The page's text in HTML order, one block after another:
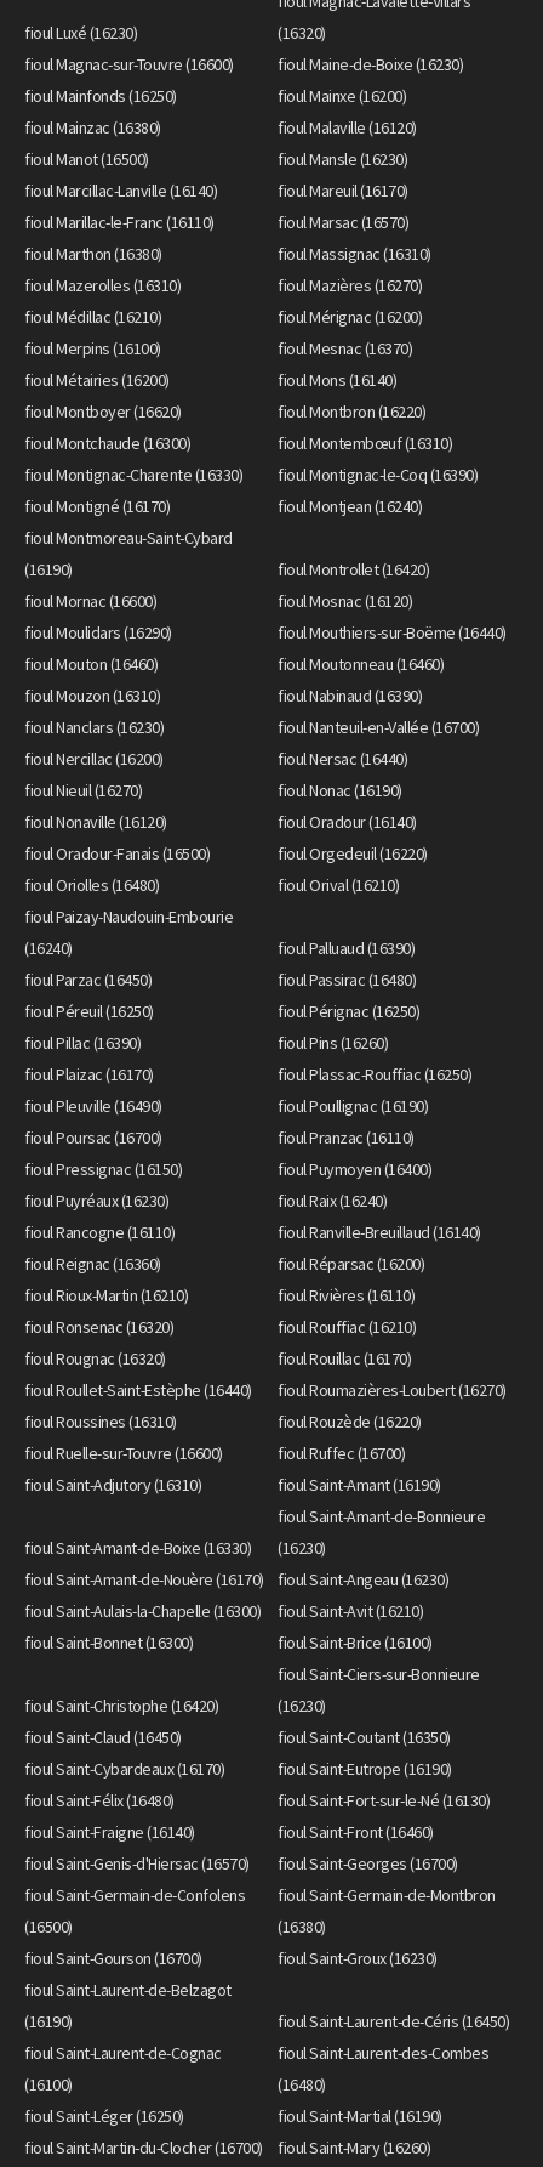
fioul Luxé (16230)
(16320)
fioul Magnac-sur-Touvre (16600)
fioul Maine-de-Boixe (16230)
fioul Mainfonds (16250)
fioul Mainxe (16200)
fioul Mainzac (16380)
fioul Malaville (16120)
fioul Manot (16500)
fioul Mansle (16230)
fioul Marcillac-Lanville (16140)
fioul Mareuil (16170)
fioul Marillac-le-Franc (16110)
fioul Marsac (16570)
fioul Marthon (16380)
fioul Massignac (16310)
fioul Mazerolles (16310)
fioul Mazières (16270)
fioul Médillac (16210)
fioul Mérignac (16200)
fioul Merpins (16100)
fioul Mesnac (16370)
fioul Métairies (16200)
fioul Mons (16140)
fioul Montboyer (16620)
fioul Montbron (16220)
fioul Montchaude (16300)
fioul Montembœuf (16310)
fioul Montignac-Charente (16330)
fioul Montignac-le-Coq (16390)
fioul Montigné (16170)
fioul Montjean (16240)
fioul Montmoreau-Saint-Cybard
(16190)
fioul Montrollet (16420)
fioul Mornac (16600)
fioul Mosnac (16120)
fioul Moulidars (16290)
fioul Mouthiers-sur-Boëme (16440)
fioul Mouton (16460)
fioul Moutonneau (16460)
fioul Mouzon (16310)
fioul Nabinaud (16390)
fioul Nanclars (16230)
fioul Nanteuil-en-Vallée (16700)
fioul Nercillac (16200)
fioul Nersac (16440)
fioul Nieuil (16270)
fioul Nonac (16190)
fioul Nonaville (16120)
fioul Oradour (16140)
fioul Oradour-Fanais (16500)
fioul Orgedeuil (16220)
fioul Oriolles (16480)
fioul Orival (16210)
fioul Paizay-Naudouin-Embourie
(16240)
fioul Palluaud (16390)
fioul Parzac (16450)
fioul Passirac (16480)
fioul Péreuil (16250)
fioul Pérignac (16250)
fioul Pillac (16390)
fioul Pins (16260)
fioul Plaizac (16170)
fioul Plassac-Rouffiac (16250)
fioul Pleuville (16490)
fioul Poullignac (16190)
fioul Poursac (16700)
fioul Pranzac (16110)
fioul Pressignac (16150)
fioul Puymoyen (16400)
fioul Puyréaux (16230)
fioul Raix (16240)
fioul Rancogne (16110)
fioul Ranville-Breuillaud (16140)
fioul Reignac (16360)
fioul Réparsac (16200)
fioul Rioux-Martin (16210)
fioul Rivières (16110)
fioul Ronsenac (16320)
fioul Rouffiac (16210)
fioul Rougnac (16320)
fioul Rouillac (16170)
fioul Roullet-Saint-Estèphe (16440)
fioul Roumazières-Loubert (16270)
fioul Roussines (16310)
fioul Rouzède (16220)
fioul Ruelle-sur-Touvre (16600)
fioul Ruffec (16700)
fioul Saint-Adjutory (16310)
fioul Saint-Amant (16190)
fioul Saint-Amant-de-Boixe (16330)
fioul Saint-Amant-de-Bonnieure
(16230)
fioul Saint-Amant-de-Nouère (16170)
fioul Saint-Angeau (16230)
fioul Saint-Aulais-la-Chapelle (16300)
fioul Saint-Avit (16210)
fioul Saint-Bonnet (16300)
fioul Saint-Brice (16100)
fioul Saint-Christophe (16420)
fioul Saint-Ciers-sur-Bonnieure
(16230)
fioul Saint-Claud (16450)
fioul Saint-Coutant (16350)
fioul Saint-Cybardeaux (16170)
fioul Saint-Eutrope (16190)
fioul Saint-Félix (16480)
fioul Saint-Fort-sur-le-Né (16130)
fioul Saint-Fraigne (16140)
fioul Saint-Front (16460)
fioul Saint-Genis-d'Hiersac (16570)
fioul Saint-Georges (16700)
fioul Saint-Germain-de-Confolens
(16500)
fioul Saint-Germain-de-Montbron
(16380)
fioul Saint-Gourson (16700)
fioul Saint-Groux (16230)
fioul Saint-Laurent-de-Belzagot
(16190)
fioul Saint-Laurent-de-Céris (16450)
fioul Saint-Laurent-de-Cognac
(16100)
fioul Saint-Laurent-des-Combes
(16480)
fioul Saint-Léger (16250)
fioul Saint-Martial (16190)
fioul Saint-Martin-du-Clocher (16700)
fioul Saint-Mary (16260)